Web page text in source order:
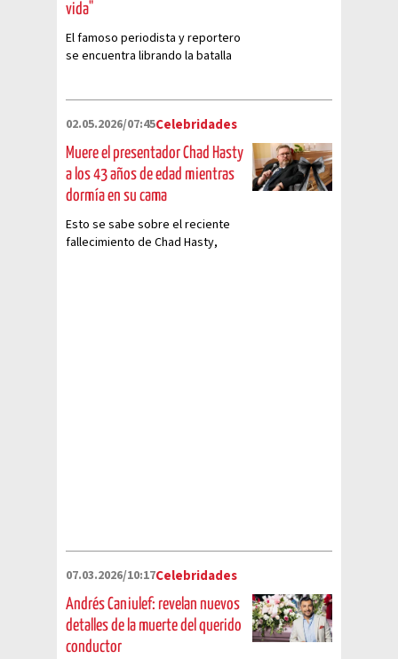
vida"
El famoso periodista y reportero
se encuentra librando la batalla
02.05.2026/07:45Celebridades
Muere el presentador Chad Hasty
a los 43 años de edad mientras
dormía en su cama
Esto se sabe sobre el reciente
fallecimiento de Chad Hasty,
07.03.2026/10:17Celebridades
Andrés Caniulef: revelan nuevos
detalles de la muerte del querido
conductor